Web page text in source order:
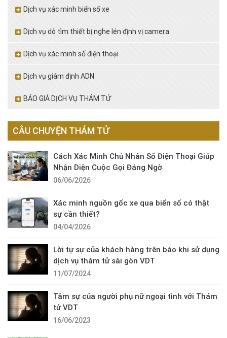
Dịch vụ xác minh biển số xe
Dịch vụ dò tìm thiết bị nghe lén định vị camera
Dịch vụ xác minh số điện thoại
Dịch vụ giám định ADN
BÁO GIÁ DỊCH VỤ THÁM TỬ
CÂU CHUYỆN THÁM TỬ
Cách Xác Minh Chủ Nhân Số Điện Thoại Giúp
Nhận Diện Cuộc Gọi Đáng Ngờ
06/06/2026
Xác minh nguồn gốc xe qua biển số có thật
sự cần thiết?
04/04/2026
Lời tự sự của khách hàng trên báo khi sử dụng
dịch vụ thám tử sài gòn VDT
11/07/2024
Tâm sự của người phụ nữ ngoại tình với Thám
tử VDT
16/06/2023